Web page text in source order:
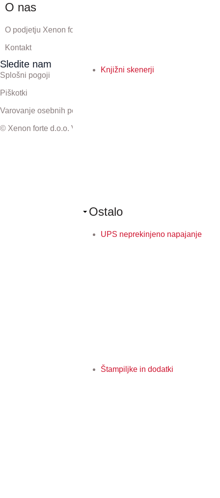
Knjižni skenerji
Ostalo
UPS neprekinjeno napajanje
Štampiljke in dodatki
O nas
O podjetju Xenon forte
Kontakt
Sledite nam
Splošni pogoji
Piškotki
Varovanje osebnih podatkov
© Xenon forte d.o.o. Vse pravice pridržane.